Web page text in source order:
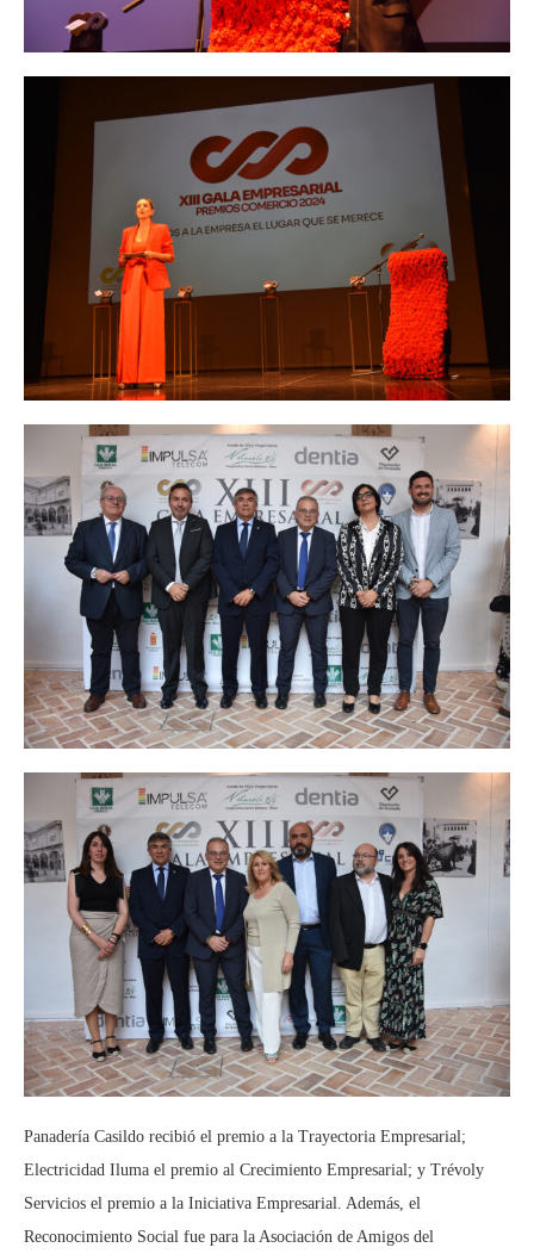
Panadería Casildo recibió el premio a la Trayectoria Empresarial;
Electricidad Iluma el premio al Crecimiento Empresarial; y Trévoly
Servicios el premio a la Iniciativa Empresarial. Además, el
Reconocimiento Social fue para la Asociación de Amigos del